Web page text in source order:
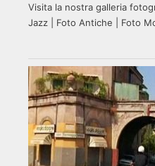
Visita la nostra galleria
Jazz | Foto Antiche | Foto